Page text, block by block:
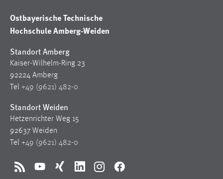
Ostbayerische Technische
Hochschule Amberg-Weiden
Standort Amberg
Kaiser-Wilhelm-Ring 23
92224 Amberg
Tel +49 (9621) 482-0
Standort Weiden
Hetzenrichter Weg 15
92637 Weiden
Tel +49 (9621) 482-0
RSS YouTubeXing LinkedInInstagramFacebook
MibewSessionID, MIBEW_UserID, mibew_locale, mibew-
chat-frame-style-5e9dbeb1811c0446
Zweck:
Wird benötigt um die Chatfunktion nutzen zu können.
Cookie Laufzeit:
MibewSessionID, mibew-chat-frame-style-
Jahre, MIBEW_UserID = 1 Jahr
Login
fe_user, be_user, be_lastLoginProvider